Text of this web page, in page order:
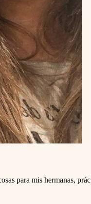
para mis hermanas,